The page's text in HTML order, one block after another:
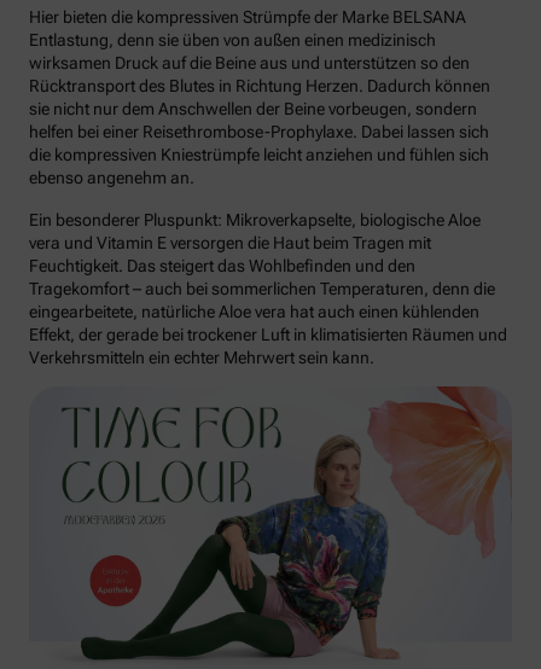
Hier bieten die kompressiven Strümpfe der Marke BELSANA
Entlastung, denn sie üben von außen einen medizinisch
wirksamen Druck auf die Beine aus und unterstützen so den
Rücktransport des Blutes in Richtung Herzen. Dadurch können
sie nicht nur dem Anschwellen der Beine vorbeugen, sondern
helfen bei einer Reisethrombose-Prophylaxe. Dabei lassen sich
die kompressiven Kniestrümpfe leicht anziehen und fühlen sich
ebenso angenehm an.
Ein besonderer Pluspunkt: Mikroverkapselte, biologische Aloe
vera und Vitamin E versorgen die Haut beim Tragen mit
Feuchtigkeit. Das steigert das Wohlbefinden und den
Tragekomfort – auch bei sommerlichen Temperaturen, denn die
eingearbeitete, natürliche Aloe vera hat auch einen kühlenden
Effekt, der gerade bei trockener Luft in klimatisierten Räumen und
Verkehrsmitteln ein echter Mehrwert sein kann.